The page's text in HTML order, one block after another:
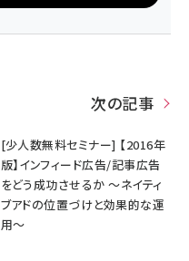
次の記事
[少人数無料セミナー] 【2016年
版】インフィード広告/記事広告
をどう成功させるか ～ネイティ
ブアドの位置づけと効果的な運
用～